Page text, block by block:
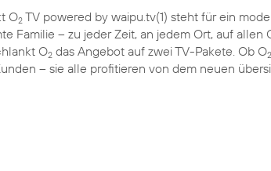
O2 TV powered by waipu.tv(1) steht für ein
Familie – zu jeder Zeit, an jedem Ort, auf allen
O2 das Angebot auf zwei TV-Pakete. Ob O2
– sie alle profitieren von dem neuen